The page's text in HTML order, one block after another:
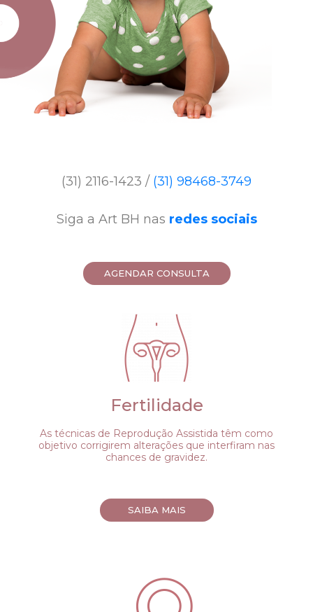
(31) 2116-1423 / (31) 98468-3749
Siga a Art BH nas redes sociais
AGENDAR CONSULTA
Fertilidade
As técnicas de Reprodução Assistida têm como
objetivo corrigirem alterações que interfiram nas
chances de gravidez.
SAIBA MAIS